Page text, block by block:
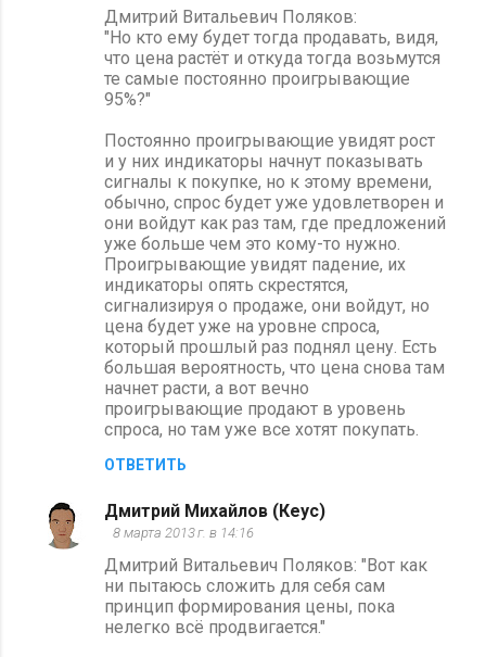
Дмитрий Витальевич Поляков:
"Но кто ему будет тогда продавать, видя,
что цена растёт и откуда тогда возьмутся
те самые постоянно проигрывающие
95%?"
Постоянно проигрывающие увидят рост
и у них индикаторы начнут показывать
сигналы к покупке, но к этому времени,
обычно, спрос будет уже удовлетворен и
они войдут как раз там, где предложений
уже больше чем это кому-то нужно.
Проигрывающие увидят падение, их
индикаторы опять скрестятся,
сигнализируя о продаже, они войдут, но
цена будет уже на уровне спроса,
который прошлый раз поднял цену. Есть
большая вероятность, что цена снова там
начнет расти, а вот вечно
проигрывающие продают в уровень
спроса, но там уже все хотят покупать.
ОТВЕТИТЬ
Дмитрий Михайлов (Кеус)
8 марта 2013 г. в 14:16
Дмитрий Витальевич Поляков: "Вот как
ни пытаюсь сложить для себя сам
принцип формирования цены, пока
нелегко всё продвигается."